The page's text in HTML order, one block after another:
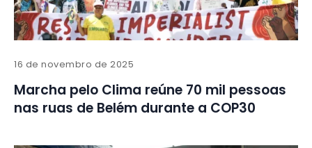
16 de novembro de 2025
Marcha pelo Clima reúne 70 mil pessoas
nas ruas de Belém durante a COP30